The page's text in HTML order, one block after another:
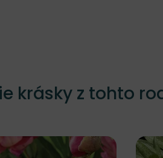
krásky z tohto